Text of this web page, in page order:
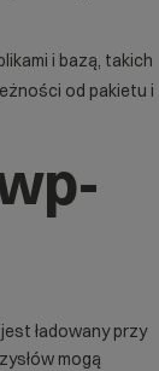
i bazą, takich
od pakietu i
ładowany przy
mogą